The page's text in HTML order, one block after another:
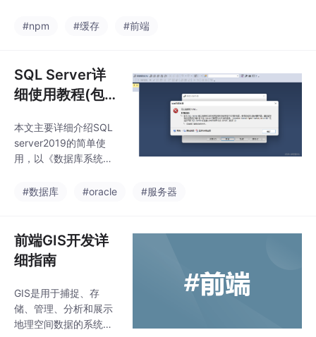
新下载，从而加快了安
件）、git repositories
和其他元数据。
#npm #缓存 #前端
SQL Server详
细使用教程(包含
服务、建立数据
库、建表的详细
初学者
本文主要详细介绍SQL
server2019的简单使
用，以《数据库系统概
页—第80页为例，详细
件，包括启动SQL serv
er服务，建立数据库
（学生—课程模式S-
容比较简单，容易理
解，适合广大初学者了
解SQL server的简单使
#数据库 #oracle #服务器
前端GIS开发详
细指南
GIS是用于捕捉、存
储、管理、分析和展示
地理空间数据的系统。